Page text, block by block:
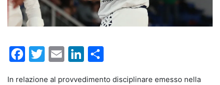
Facebook
Twitter
EmailLinkedIn
In relazione al provvedimento disciplinare emesso nella